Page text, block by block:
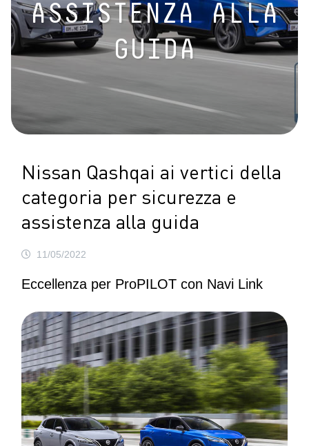
ASSISTENZA ALLA
GUIDA
Nissan Qashqai ai vertici della
categoria per sicurezza e
assistenza alla guida
11/05/2022
Eccellenza per ProPILOT con Navi Link